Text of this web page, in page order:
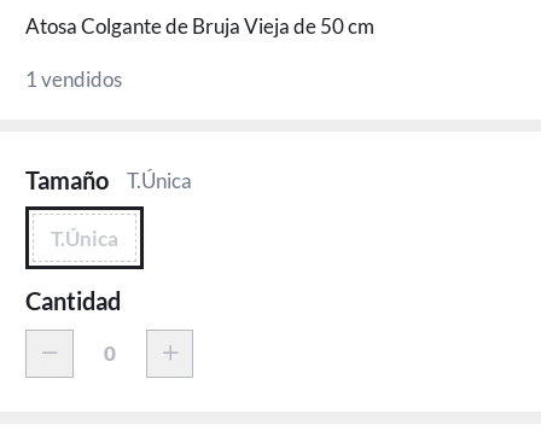
Atosa Colgante de Bruja Vieja de 50 cm
1 vendidos
Tamaño T.Única
T.Única
Cantidad